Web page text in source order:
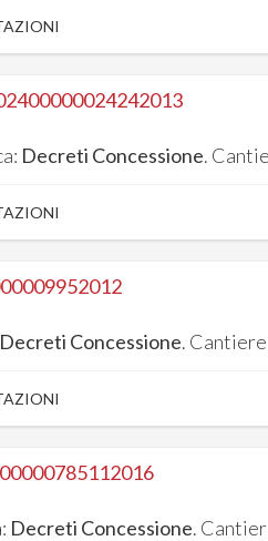
Decreti Concessione.
Decreti Concessione.
Decreti Concessione.